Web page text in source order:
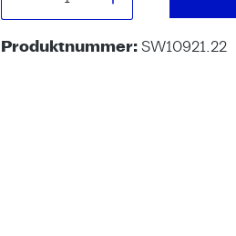
Produktnummer:SW10921.22